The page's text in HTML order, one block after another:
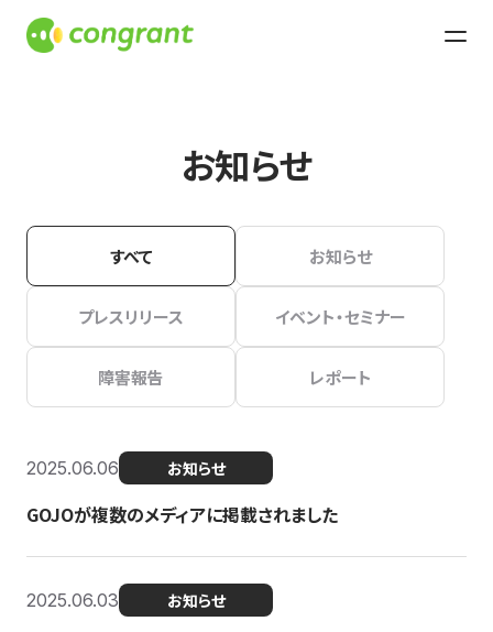
お知らせ
すべて お知らせ
プレスリリース イベント・セミナー
障害報告 レポート
2025.06.06 お知らせ
GOJOが複数のメディアに掲載されました
2025.06.03 お知らせ